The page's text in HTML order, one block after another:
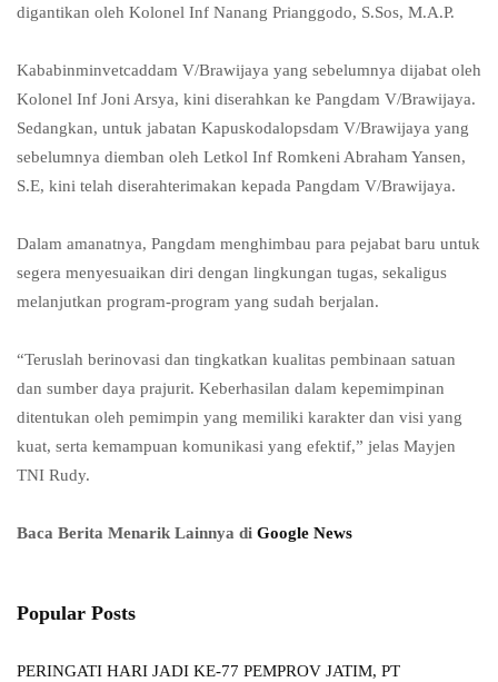
digantikan oleh Kolonel Inf Nanang Prianggodo, S.Sos, M.A.P.
Kababinminvetcaddam V/Brawijaya yang sebelumnya dijabat oleh
Kolonel Inf Joni Arsya, kini diserahkan ke Pangdam V/Brawijaya.
Sedangkan, untuk jabatan Kapuskodalopsdam V/Brawijaya yang
sebelumnya diemban oleh Letkol Inf Romkeni Abraham Yansen,
S.E, kini telah diserahterimakan kepada Pangdam V/Brawijaya.
Dalam amanatnya, Pangdam menghimbau para pejabat baru untuk
segera menyesuaikan diri dengan lingkungan tugas, sekaligus
melanjutkan program-program yang sudah berjalan.
“Teruslah berinovasi dan tingkatkan kualitas pembinaan satuan
dan sumber daya prajurit. Keberhasilan dalam kepemimpinan
ditentukan oleh pemimpin yang memiliki karakter dan visi yang
kuat, serta kemampuan komunikasi yang efektif,” jelas Mayjen
TNI Rudy.
Baca Berita Menarik Lainnya di Google News
Popular Posts
PERINGATI HARI JADI KE-77 PEMPROV JATIM, PT